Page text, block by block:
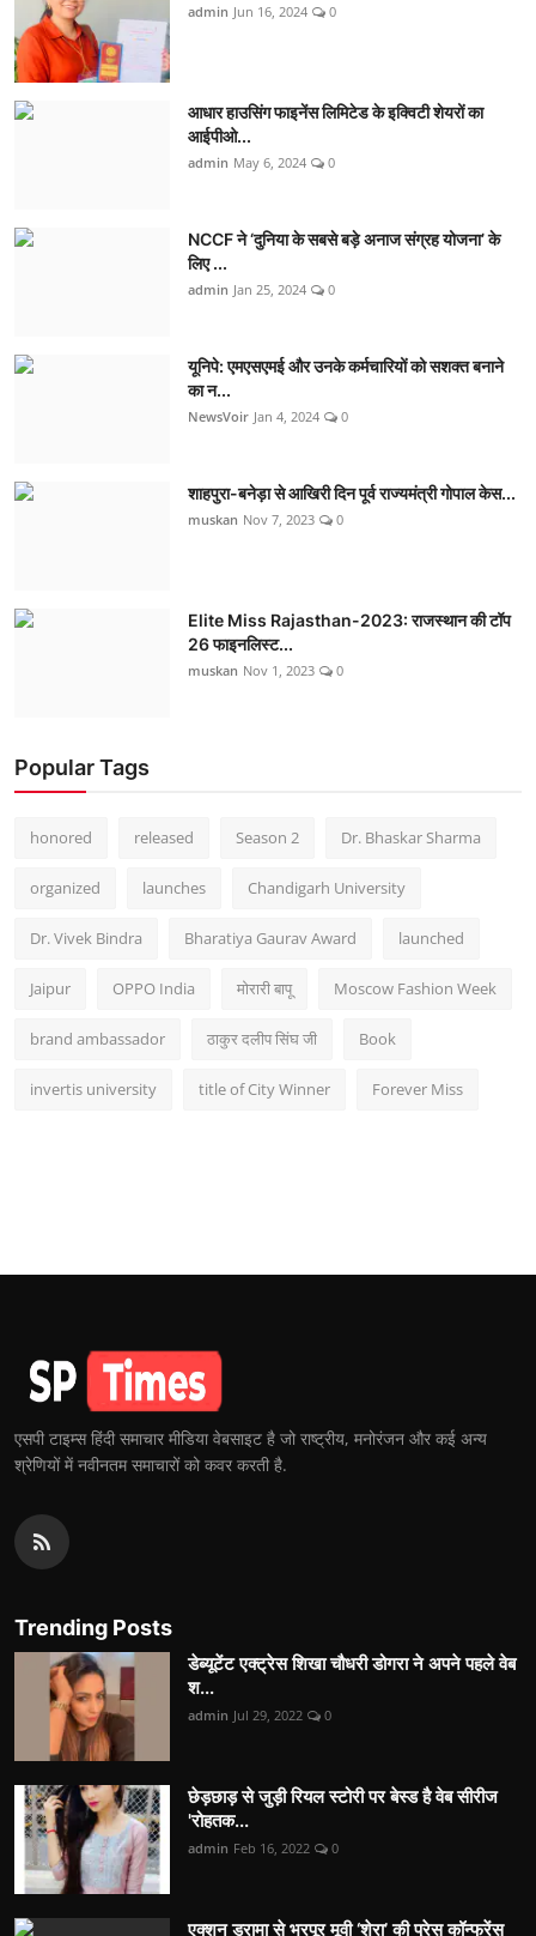
admin Jun 16, 2024 0
आधार हाउसिंग फाइनेंस लिमिटेड के इक्विटी शेयरों का
आईपीओ...
admin May 6, 2024 0
NCCF ने ‘दुनिया के सबसे बड़े अनाज संग्रह योजना’ के
लिए ...
admin Jan 25, 2024 0
यूनिपे: एमएसएमई और उनके कर्मचारियों को सशक्त बनाने
का न...
NewsVoir Jan 4, 2024 0
शाहपुरा-बनेड़ा से आखिरी दिन पूर्व राज्यमंत्री गोपाल केस...
muskan Nov 7, 2023 0
Elite Miss Rajasthan-2023: राजस्थान की टॉप
26 फाइनलिस्ट...
muskan Nov 1, 2023 0
Popular Tags
honored released Season 2 Dr. Bhaskar Sharma
organized launches Chandigarh University
Dr. Vivek Bindra Bharatiya Gaurav Award launched
Jaipur OPPO India मोरारी बापू Moscow Fashion Week
brand ambassador ठाकुर दलीप सिंघ जी Book
invertis university title of City Winner Forever Miss
एसपी टाइम्स हिंदी समाचार मीडिया वेबसाइट है जो राष्ट्रीय, मनोरंजन और कई अन्य
श्रेणियों में नवीनतम समाचारों को कवर करती है.
Trending Posts
डेब्यूटेंट एक्ट्रेस शिखा चौधरी डोगरा ने अपने पहले वेब
श...
admin Jul 29, 2022 0
छेड़छाड़ से जुड़ी रियल स्टोरी पर बेस्ड है वेब सीरीज
'रोहतक...
admin Feb 16, 2022 0
एक्शन ड्रामा से भरपूर मूवी ‘शेरा’ की प्रेस कॉन्फ्रेंस